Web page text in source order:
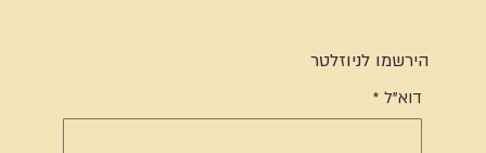
הירשמו לניוזלטר
דוא"ל *